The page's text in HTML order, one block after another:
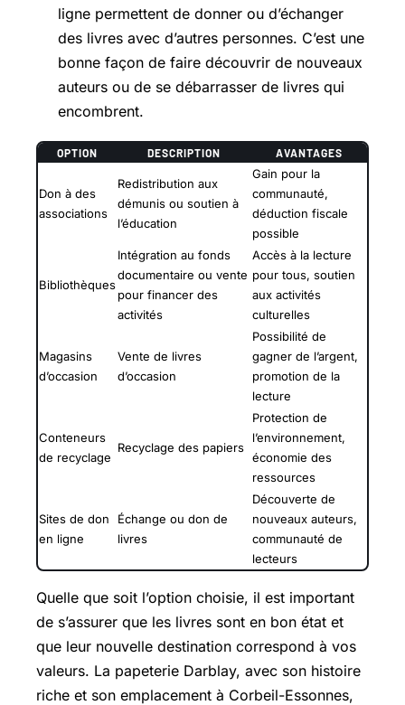
ligne permettent de donner ou d’échanger
des livres avec d’autres personnes. C’est une
bonne façon de faire découvrir de nouveaux
auteurs ou de se débarrasser de livres qui
encombrent.
OPTION DESCRIPTION AVANTAGES
Don à des
associations
Redistribution aux
démunis ou soutien à
l’éducation
Gain pour la
communauté,
déduction fiscale
possible
Bibliothèques
Intégration au fonds
documentaire ou vente
pour financer des
activités
Accès à la lecture
pour tous, soutien
aux activités
culturelles
Magasins
d’occasion
Vente de livres
d’occasion
Possibilité de
gagner de l’argent,
promotion de la
lecture
Conteneurs
de recyclage
Recyclage des papiers
Protection de
l’environnement,
économie des
ressources
Sites de don
en ligne
Échange ou don de
livres
Découverte de
nouveaux auteurs,
communauté de
lecteurs
Quelle que soit l’option choisie, il est important
de s’assurer que les livres sont en bon état et
que leur nouvelle destination correspond à vos
valeurs. La papeterie Darblay, avec son histoire
riche et son emplacement à Corbeil-Essonnes,